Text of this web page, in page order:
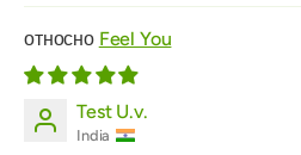
Feel You
Test U.v.
India